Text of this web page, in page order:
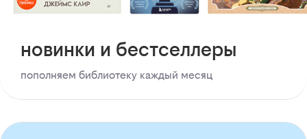
новинки и бестселлеры
пополняем библиотеку каждый месяц